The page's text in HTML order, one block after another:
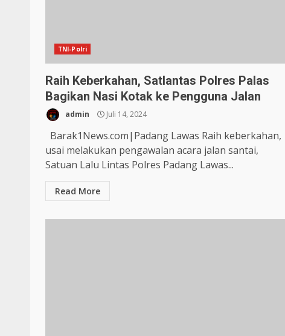
TNI-Polri
Raih Keberkahan, Satlantas Polres Palas
Bagikan Nasi Kotak ke Pengguna Jalan
admin Juli 14, 2024
Barak1News.com|Padang Lawas Raih keberkahan,
usai melakukan pengawalan acara jalan santai,
Satuan Lalu Lintas Polres Padang Lawas...
Read More